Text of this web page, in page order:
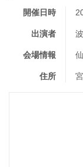
開催日時
出演者
会場情報
住所